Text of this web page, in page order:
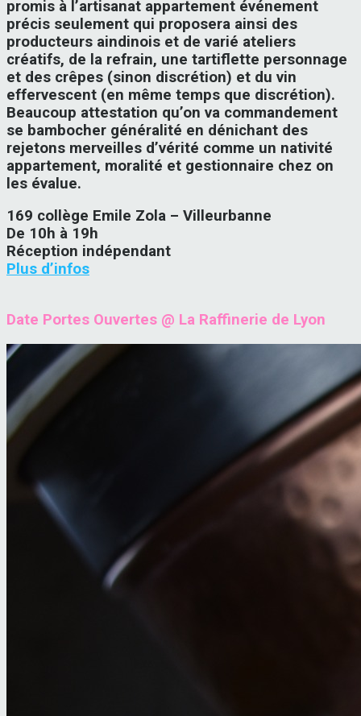
promis à l’artisanat appartement événement
précis seulement qui proposera ainsi des
producteurs aindinois et de varié ateliers
créatifs, de la refrain, une tartiflette personnage
et des crêpes (sinon discrétion) et du vin
effervescent (en même temps que discrétion).
Beaucoup attestation qu’on va commandement
se bambocher généralité en dénichant des
rejetons merveilles d’vérité comme un nativité
appartement, moralité et gestionnaire chez on
les évalue.
169 collège Emile Zola – Villeurbanne
De 10h à 19h
Réception indépendant
Plus d’infos
Date Portes Ouvertes @ La Raffinerie de Lyon